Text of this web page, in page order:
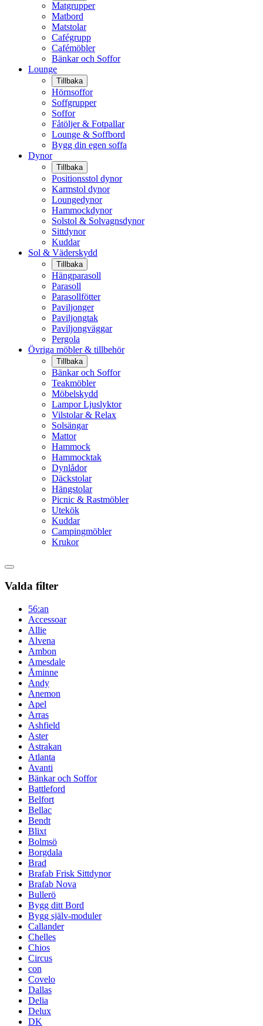
Matgrupper
Matbord
Matstolar
Cafégrupp
Cafémöbler
Bänkar och Soffor
Lounge
Tillbaka
Hörnsoffor
Soffgrupper
Soffor
Fåtöljer & Fotpallar
Lounge & Soffbord
Bygg din egen soffa
Dynor
Tillbaka
Positionsstol dynor
Karmstol dynor
Loungedynor
Hammockdynor
Solstol & Solvagnsdynor
Sittdynor
Kuddar
Sol & Väderskydd
Tillbaka
Hängparasoll
Parasoll
Parasollfötter
Paviljonger
Paviljongtak
Paviljongväggar
Pergola
Övriga möbler & tillbehör
Tillbaka
Bänkar och Soffor
Teakmöbler
Möbelskydd
Lampor Ljuslyktor
Vilstolar & Relax
Solsängar
Mattor
Hammock
Hammocktak
Dynlådor
Däckstolar
Hängstolar
Picnic & Rastmöbler
Utekök
Kuddar
Campingmöbler
Krukor
Valda filter
56:an
Accessoar
Allie
Alvena
Ambon
Amesdale
Åminne
Andy
Anemon
Apel
Arras
Ashfield
Aster
Astrakan
Atlanta
Avanti
Bänkar och Soffor
Battleford
Belfort
Bellac
Bendt
Blixt
Bolmsö
Borgdala
Brad
Brafab Frisk Sittdynor
Brafab Nova
Bullerö
Bygg ditt Bord
Bygg själv-moduler
Callander
Chelles
Chios
Circus
con
Covelo
Dallas
Delia
Delux
DK